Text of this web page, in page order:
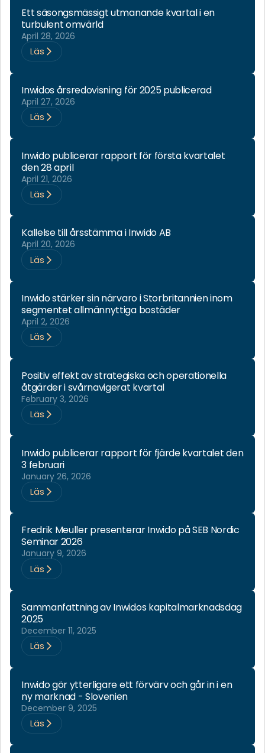
Ett säsongsmässigt utmanande kvartal i en
turbulent omvärld
April 28, 2026
Läs
Inwidos årsredovisning för 2025 publicerad
April 27, 2026
Läs
Inwido publicerar rapport för första kvartalet
den 28 april
April 21, 2026
Läs
Kallelse till årsstämma i Inwido AB
April 20, 2026
Läs
Inwido stärker sin närvaro i Storbritannien inom
segmentet allmännyttiga bostäder
April 2, 2026
Läs
Positiv effekt av strategiska och operationella
åtgärder i svårnavigerat kvartal
February 3, 2026
Läs
Inwido publicerar rapport för fjärde kvartalet den
3 februari
January 26, 2026
Läs
Fredrik Meuller presenterar Inwido på SEB Nordic
Seminar 2026
January 9, 2026
Läs
Sammanfattning av Inwidos kapitalmarknadsdag
2025
December 11, 2025
Läs
Inwido gör ytterligare ett förvärv och går in i en
ny marknad - Slovenien
December 9, 2025
Läs